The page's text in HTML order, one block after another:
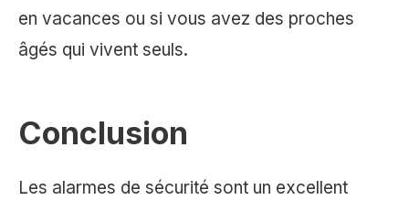
en vacances ou si vous avez des proches
âgés qui vivent seuls.
Conclusion
Les alarmes de sécurité sont un excellent